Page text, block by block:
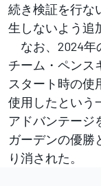
続き検証を行な
生しないよう追
なお、2024年
チーム・ペンス
スタート時の使
使用したという
アドバンテージ
ガーデンの優勝
り消された。